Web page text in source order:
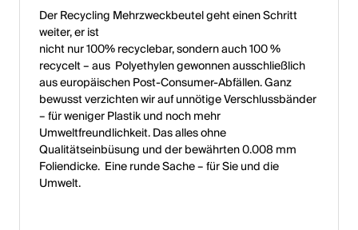
Der Recycling Mehrzweckbeutel geht einen Schritt
weiter, er ist
nicht nur 100% recyclebar, sondern auch 100 %
recycelt – aus Polyethylen gewonnen ausschließlich
aus europäischen Post-Consumer-Abfällen. Ganz
bewusst verzichten wir auf unnötige Verschlussbänder
– für weniger Plastik und noch mehr
Umweltfreundlichkeit. Das alles ohne
Qualitätseinbüsung und der bewährten 0.008 mm
Foliendicke. Eine runde Sache – für Sie und die
Umwelt.